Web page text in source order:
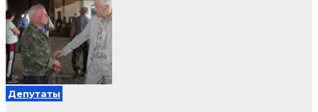
Депутаты